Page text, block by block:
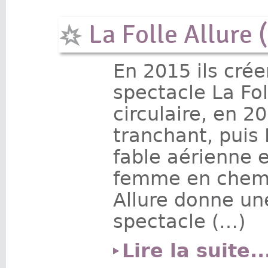
La Folle Allure
En 2015 ils
spectacle La
circulaire, en
tranchant, puis
fable aérienne
femme en
Allure donne
spectacle (…)
Lire la